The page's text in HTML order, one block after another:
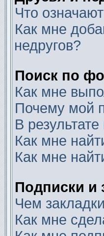
Что
Как мне
недругов?
Поиск по
Как мне
Почему мой
В
Как мне
Как мне
Подписки и
Чем
Как мне